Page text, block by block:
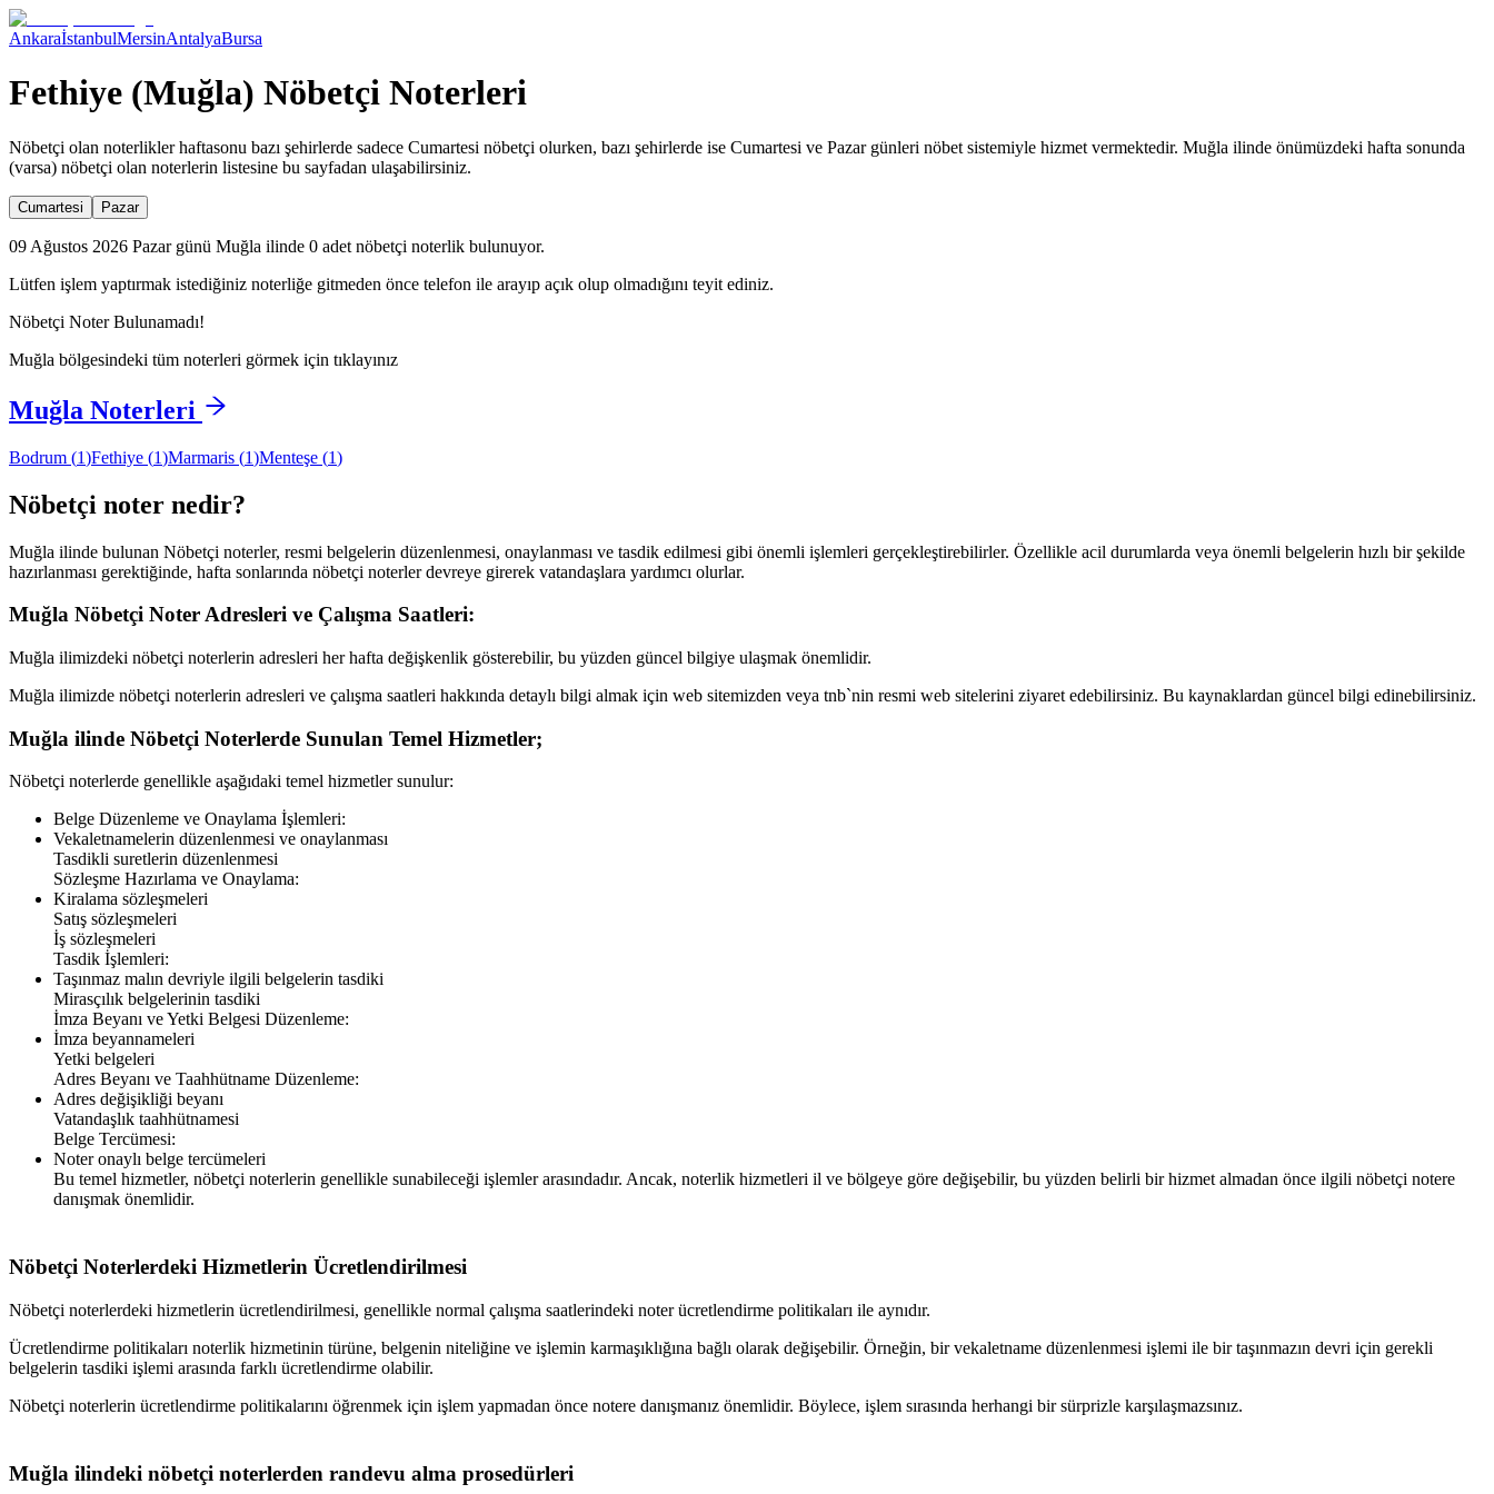
AnkaraİstanbulMersinAntalyaBursa
Fethiye (Muğla) Nöbetçi Noterleri
Nöbetçi olan noterlikler haftasonu bazı şehirlerde sadece Cumartesi nöbetçi olurken, bazı şehirlerde ise Cumartesi ve Pazar günleri nöbet sistemiyle hizmet vermektedir. Muğla ilinde önümüzdeki hafta sonunda
(varsa) nöbetçi olan noterlerin listesine bu sayfadan ulaşabilirsiniz.
Cumartesi Pazar
09 Ağustos 2026 Pazar günü Muğla ilinde 0 adet nöbetçi noterlik bulunuyor.
Lütfen işlem yaptırmak istediğiniz noterliğe gitmeden önce telefon ile arayıp açık olup olmadığını teyit ediniz.
Nöbetçi Noter Bulunamadı!
Muğla bölgesindeki tüm noterleri görmek için tıklayınız
Muğla Noterleri
Bodrum (1)Fethiye (1)Marmaris (1)Menteşe (1)
Nöbetçi noter nedir?
Muğla ilinde bulunan Nöbetçi noterler, resmi belgelerin düzenlenmesi, onaylanması ve tasdik edilmesi gibi önemli işlemleri gerçekleştirebilirler. Özellikle acil durumlarda veya önemli belgelerin hızlı bir şekilde
hazırlanması gerektiğinde, hafta sonlarında nöbetçi noterler devreye girerek vatandaşlara yardımcı olurlar.
Muğla Nöbetçi Noter Adresleri ve Çalışma Saatleri:
Muğla ilimizdeki nöbetçi noterlerin adresleri her hafta değişkenlik gösterebilir, bu yüzden güncel bilgiye ulaşmak önemlidir.
Muğla ilimizde nöbetçi noterlerin adresleri ve çalışma saatleri hakkında detaylı bilgi almak için web sitemizden veya tnb`nin resmi web sitelerini ziyaret edebilirsiniz. Bu kaynaklardan güncel bilgi edinebilirsiniz.
Muğla ilinde Nöbetçi Noterlerde Sunulan Temel Hizmetler;
Nöbetçi noterlerde genellikle aşağıdaki temel hizmetler sunulur:
Belge Düzenleme ve Onaylama İşlemleri:
Vekaletnamelerin düzenlenmesi ve onaylanması
Tasdikli suretlerin düzenlenmesi
Sözleşme Hazırlama ve Onaylama:
Kiralama sözleşmeleri
Satış sözleşmeleri
İş sözleşmeleri
Tasdik İşlemleri:
Taşınmaz malın devriyle ilgili belgelerin tasdiki
Mirasçılık belgelerinin tasdiki
İmza Beyanı ve Yetki Belgesi Düzenleme:
İmza beyannameleri
Yetki belgeleri
Adres Beyanı ve Taahhütname Düzenleme:
Adres değişikliği beyanı
Vatandaşlık taahhütnamesi
Belge Tercümesi:
Noter onaylı belge tercümeleri
Bu temel hizmetler, nöbetçi noterlerin genellikle sunabileceği işlemler arasındadır. Ancak, noterlik hizmetleri il ve bölgeye göre değişebilir, bu yüzden belirli bir hizmet almadan önce ilgili nöbetçi notere
danışmak önemlidir.
Nöbetçi Noterlerdeki Hizmetlerin Ücretlendirilmesi
Nöbetçi noterlerdeki hizmetlerin ücretlendirilmesi, genellikle normal çalışma saatlerindeki noter ücretlendirme politikaları ile aynıdır.
Ücretlendirme politikaları noterlik hizmetinin türüne, belgenin niteliğine ve işlemin karmaşıklığına bağlı olarak değişebilir. Örneğin, bir vekaletname düzenlenmesi işlemi ile bir taşınmazın devri için gerekli
belgelerin tasdiki işlemi arasında farklı ücretlendirme olabilir.
Nöbetçi noterlerin ücretlendirme politikalarını öğrenmek için işlem yapmadan önce notere danışmanız önemlidir. Böylece, işlem sırasında herhangi bir sürprizle karşılaşmazsınız.
Muğla ilindeki nöbetçi noterlerden randevu alma prosedürleri